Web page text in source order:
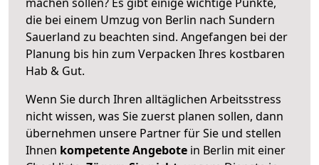
die bei einem Umzug von Berlin nach Sundern
Sauerland zu beachten sind. Angefangen bei der
Planung bis hin zum Verpacken Ihres kostbaren
Hab & Gut.
Wenn Sie durch Ihren alltäglichen Arbeitsstress
nicht wissen, was Sie zuerst planen sollen, dann
übernehmen unsere Partner für Sie und stellen
Ihnen kompetente Angebote in Berlin mit einer